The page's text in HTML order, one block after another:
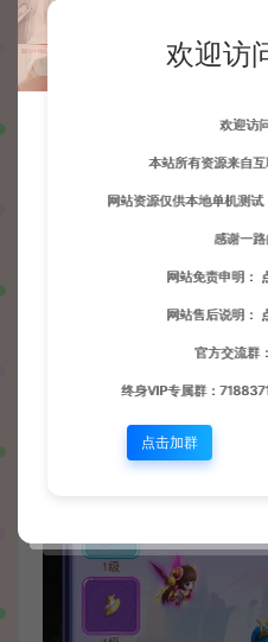
欢迎访
欢迎访
本站所有资源来自
网站资源仅供本地单机测
感谢一路
网站免责申明：
网站售后说明：
官方交流群
终身VIP专属群：
点击加群